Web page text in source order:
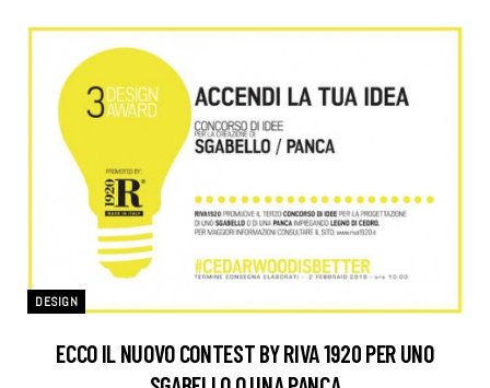
DESIGN
ECCO IL NUOVO CONTEST BY RIVA 1920 PER UNO